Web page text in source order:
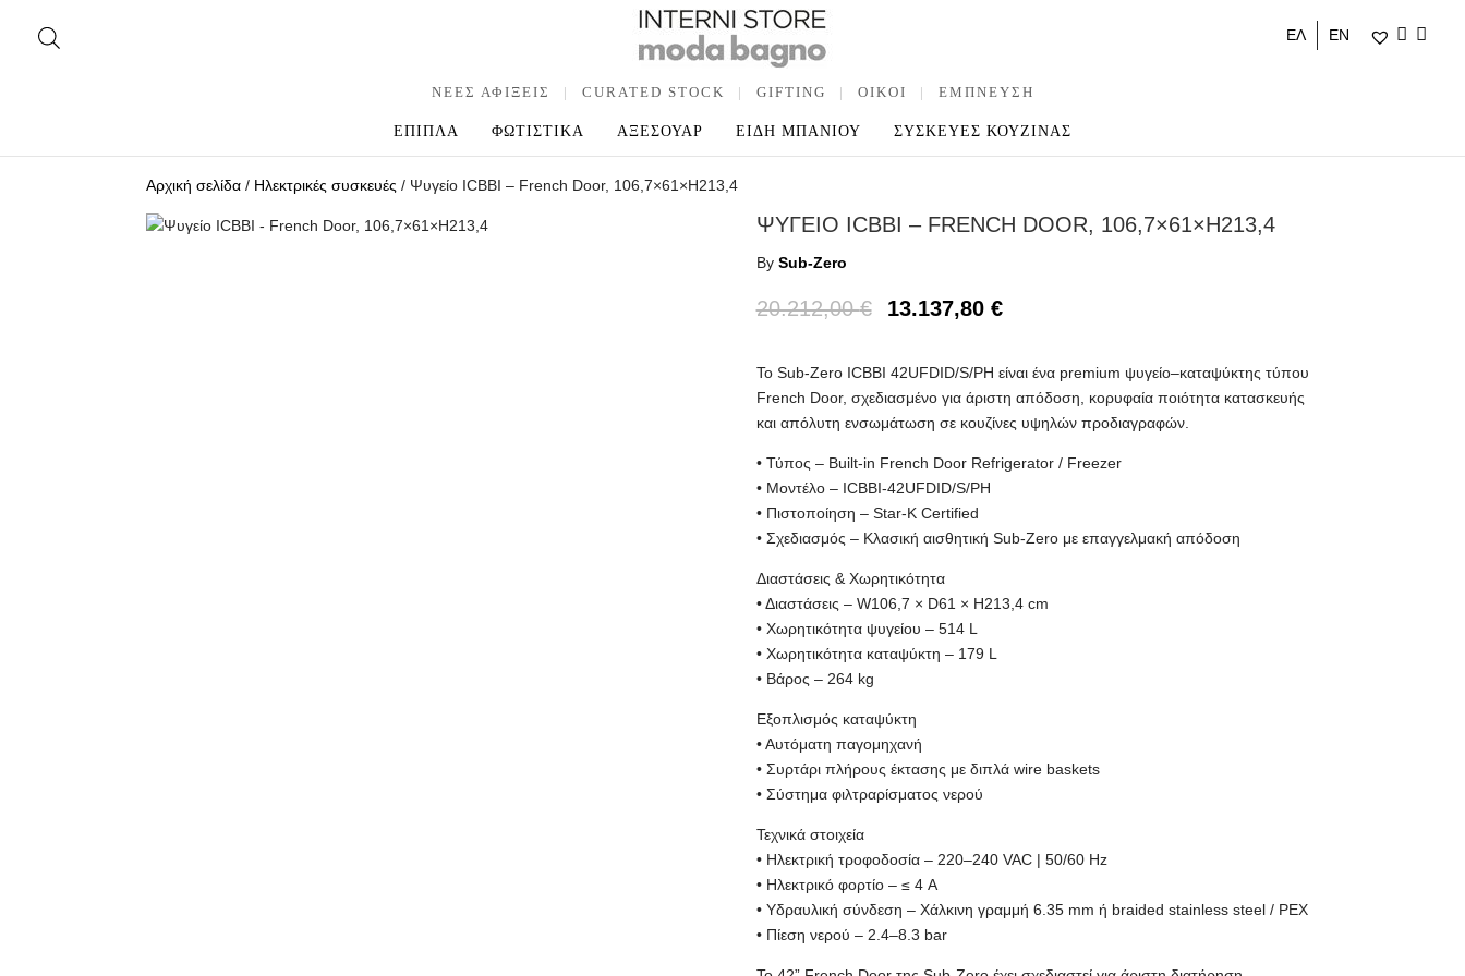
ΕΛ ΕΝ
ΝΕΕΣ ΑΦΙΞΕΙΣ | CURATED STOCK | GIFTING | OIKOI | ΕΜΠΝΕΥΣΗ
ΕΠΙΠΛΑ ΦΩΤΙΣΤΙΚΑ ΑΞΕΣΟΥΑΡ ΕΙΔΗ ΜΠΑΝΙΟΥ ΣΥΣΚΕΥΕΣ ΚΟΥΖΙΝΑΣ
Αρχική σελίδα / Ηλεκτρικές συσκευές / Ψυγείο ICBBI – French Door, 106,7×61×H213,4
ΨΥΓΕΙΟ ICBBI – FRENCH DOOR, 106,7×61×H213,4
By Sub-Zero
20.212,00€ 13.137,80 €
Το Sub-Zero ICBBI 42UFDID/S/PH είναι ένα premium ψυγείο–καταψύκτης τύπου
French Door, σχεδιασμένο για άριστη απόδοση, κορυφαία ποιότητα κατασκευής
και απόλυτη ενσωμάτωση σε κουζίνες υψηλών προδιαγραφών.
• Τύπος – Built-in French Door Refrigerator / Freezer
• Μοντέλο – ICBBI-42UFDID/S/PH
• Πιστοποίηση – Star-K Certified
• Σχεδιασμός – Κλασική αισθητική Sub-Zero με επαγγελμακή απόδοση
Διαστάσεις & Χωρητικότητα
• Διαστάσεις – W106,7 × D61 × H213,4 cm
• Χωρητικότητα ψυγείου – 514 L
• Χωρητικότητα καταψύκτη – 179 L
• Βάρος – 264 kg
Εξοπλισμός καταψύκτη
• Αυτόματη παγομηχανή
• Συρτάρι πλήρους έκτασης με διπλά wire baskets
• Σύστημα φιλτραρίσματος νερού
Τεχνικά στοιχεία
• Ηλεκτρική τροφοδοσία – 220–240 VAC | 50/60 Hz
• Ηλεκτρικό φορτίο – ≤ 4 A
• Υδραυλική σύνδεση – Χάλκινη γραμμή 6.35 mm ή braided stainless steel / PEX
• Πίεση νερού – 2.4–8.3 bar